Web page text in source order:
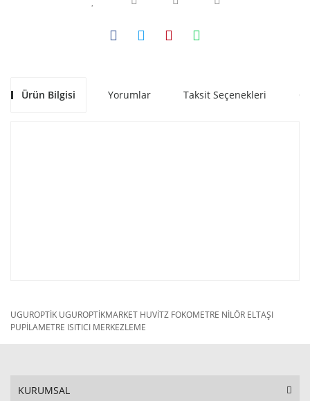
Ürün Bilgisi Yorumlar Taksit Seçenekleri
UGUROPTİK UGUROPTİKMARKET HUVİTZ FOKOMETRE NİLÖR ELTAŞI
PUPİLAMETRE ISITICI MERKEZLEME
KURUMSAL